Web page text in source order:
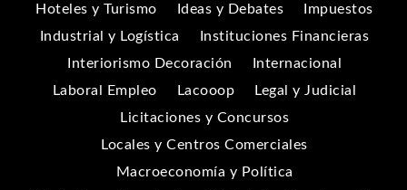
Hoteles y Turismo
Ideas y Debates
Impuestos
Industrial y Logística
Instituciones Financieras
Interiorismo Decoración
Internacional
Laboral Empleo
Lacooop
Legal y Judicial
Licitaciones y Concursos
Locales y Centros Comerciales
Macroeconomía y Política